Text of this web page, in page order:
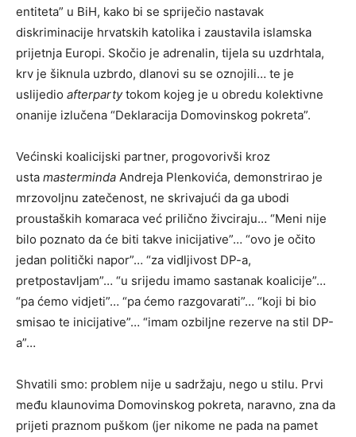
entiteta” u BiH, kako bi se spriječio nastavak
diskriminacije hrvatskih katolika i zaustavila islamska
prijetnja Europi. Skočio je adrenalin, tijela su uzdrhtala,
krv je šiknula uzbrdo, dlanovi su se oznojili… te je
uslijedio afterpartytokom kojeg je u obredu kolektivne
onanije izlučena “Deklaracija Domovinskog pokreta”.
Većinski koalicijski partner, progovorivši kroz
usta masterminda Andreja Plenkovića, demonstrirao je
mrzovoljnu zatečenost, ne skrivajući da ga ubodi
proustaških komaraca već prilično živciraju… “Meni nije
bilo poznato da će biti takve inicijative”… “ovo je očito
jedan politički napor”… “za vidljivost DP-a,
pretpostavljam”… “u srijedu imamo sastanak koalicije”…
“pa ćemo vidjeti”… “pa ćemo razgovarati”… “koji bi bio
smisao te inicijative”… “imam ozbiljne rezerve na stil DP-
a”…
Shvatili smo: problem nije u sadržaju, nego u stilu. Prvi
među klaunovima Domovinskog pokreta, naravno, zna da
prijeti praznom puškom (jer nikome ne pada na pamet